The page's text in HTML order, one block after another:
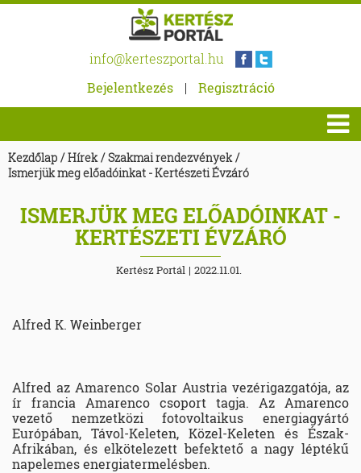
info@kerteszportal.hu
Bejelentkezés
| Regisztráció
Kezdőlap / Hírek / Szakmai rendezvények /
Ismerjük meg előadóinkat - Kertészeti Évzáró
ISMERJÜK MEG ELŐADÓINKAT -
KERTÉSZETI ÉVZÁRÓ
Kertész Portál | 2022.11.01.
Alfred K. Weinberger
Alfred az Amarenco Solar Austria vezérigazgatója, az
ír francia Amarenco csoport tagja. Az Amarenco
vezető nemzetközi fotovoltaikus energiagyártó
Európában, Távol-Keleten, Közel-Keleten és Észak-
Afrikában, és elkötelezett befektető a nagy léptékű
napelemes energiatermelésben.